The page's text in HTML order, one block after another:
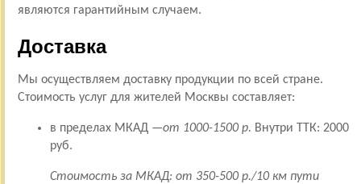
являются гарантийным случаем.
Доставка
Мы осуществляем доставку продукции по всей стране.
Стоимость услуг для жителей Москвы составляет:
в пределах МКАД —от 1000-1500 р. Внутри ТТК: 2000
руб.
Стоимость за МКАД: от 350-500 р./10 км пути